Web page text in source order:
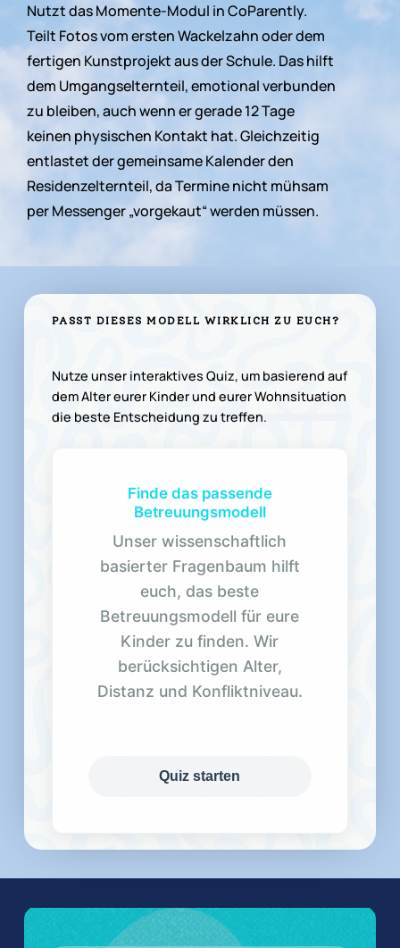
NutztdasMomente-Modul inCoParently.
Teilt FotosvomerstenWackelzahnoderdem
fertigen KunstprojektausderSchule. Dashilft
dem Umgangselternteil,emotionalverbunden
zu bleiben,auchwennergerade12Tage
keinen physischen Kontakt hat.Gleichzeitig
entlastetdergemeinsameKalenderden
Residenzelternteil,daTerminenicht mühsam
perMessenger„vorgekaut“werden müssen.
PASST DIESES MODELL WIRKLICH ZU EUCH?
Nutze unser interaktives Quiz, um basierend auf
dem Alter eurer Kinder und eurer Wohnsituation
die beste Entscheidung zu treffen.
Finde das passende
Betreuungsmodell
Unser wissenschaftlich
basierter Fragenbaum hilft
euch, das beste
Betreuungsmodell für eure
Kinder zu finden. Wir
berücksichtigen Alter,
Distanz und Konfliktniveau.
Quiz starten